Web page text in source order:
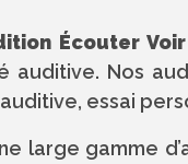
Écouter
auditive. Nos
essai
large gamme